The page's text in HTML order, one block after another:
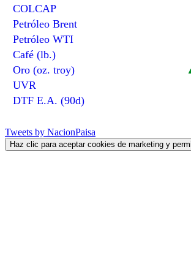
COLCAP
Petróleo Brent
Petróleo WTI
Café (lb.)
Oro (oz. troy)
UVR
DTF E.A. (90d)
Tweets by NacionPaisa
Haz clic para aceptar cookies de marketing y